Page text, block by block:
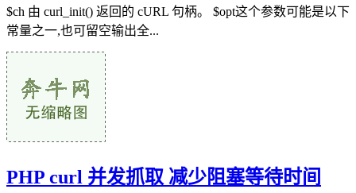
$ch 由 curl_init() 返回的 cURL 句柄。 $opt这个参数可能是以下
常量之一,也可留空输出全...
PHP curl 并发抓取 减少阻塞等待时间